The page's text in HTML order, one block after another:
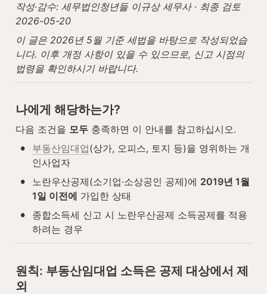
작성·감수: 세무법인청년들 이규상 세무사 · 최종 검토
2026-05-20
이 글은 2026년 5월 기준 세법을 바탕으로 작성되었습
니다. 이후 개정 사항이 있을 수 있으므로, 신고 시점의
법령을 확인하시기 바랍니다.
나에게 해당하는가?
다음 조건을 모두 충족하면 이 안내를 참고하십시오.
• 부동산임대업(상가, 오피스, 토지 등)을 영위하는 개
인사업자
• 노란우산공제(소기업·소상공인 공제)에 2019년 1월
1일 이전에 가입한 상태
•
종합소득세 신고 시 노란우산공제 소득공제를 적용
하려는 경우
원칙: 부동산임대업 소득은 공제 대상에서 제
외